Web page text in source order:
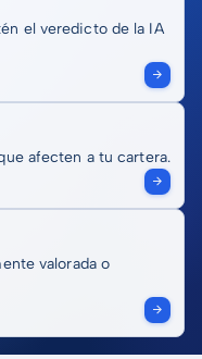
el veredicto de la IA
afecten a tu cartera.
valorada o